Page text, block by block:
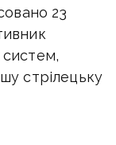
23
систем,
стрілецьку